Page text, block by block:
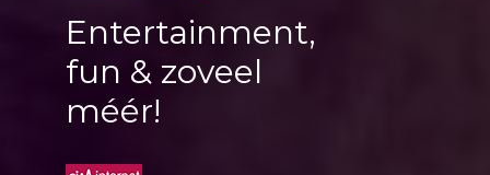
Entertainment,
fun & zoveel
méér!